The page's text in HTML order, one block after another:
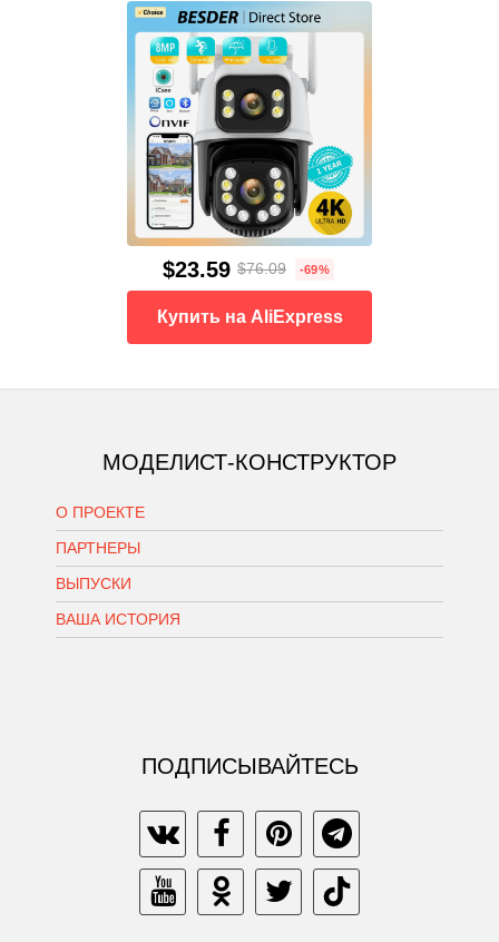
$23.59 $76.09 -69%
Купить на AliExpress
МОДЕЛИСТ-КОНСТРУКТОР
О ПРОЕКТЕ
ПАРТНЕРЫ
ВЫПУСКИ
ВАША ИСТОРИЯ
ПОДПИСЫВАЙТЕСЬ